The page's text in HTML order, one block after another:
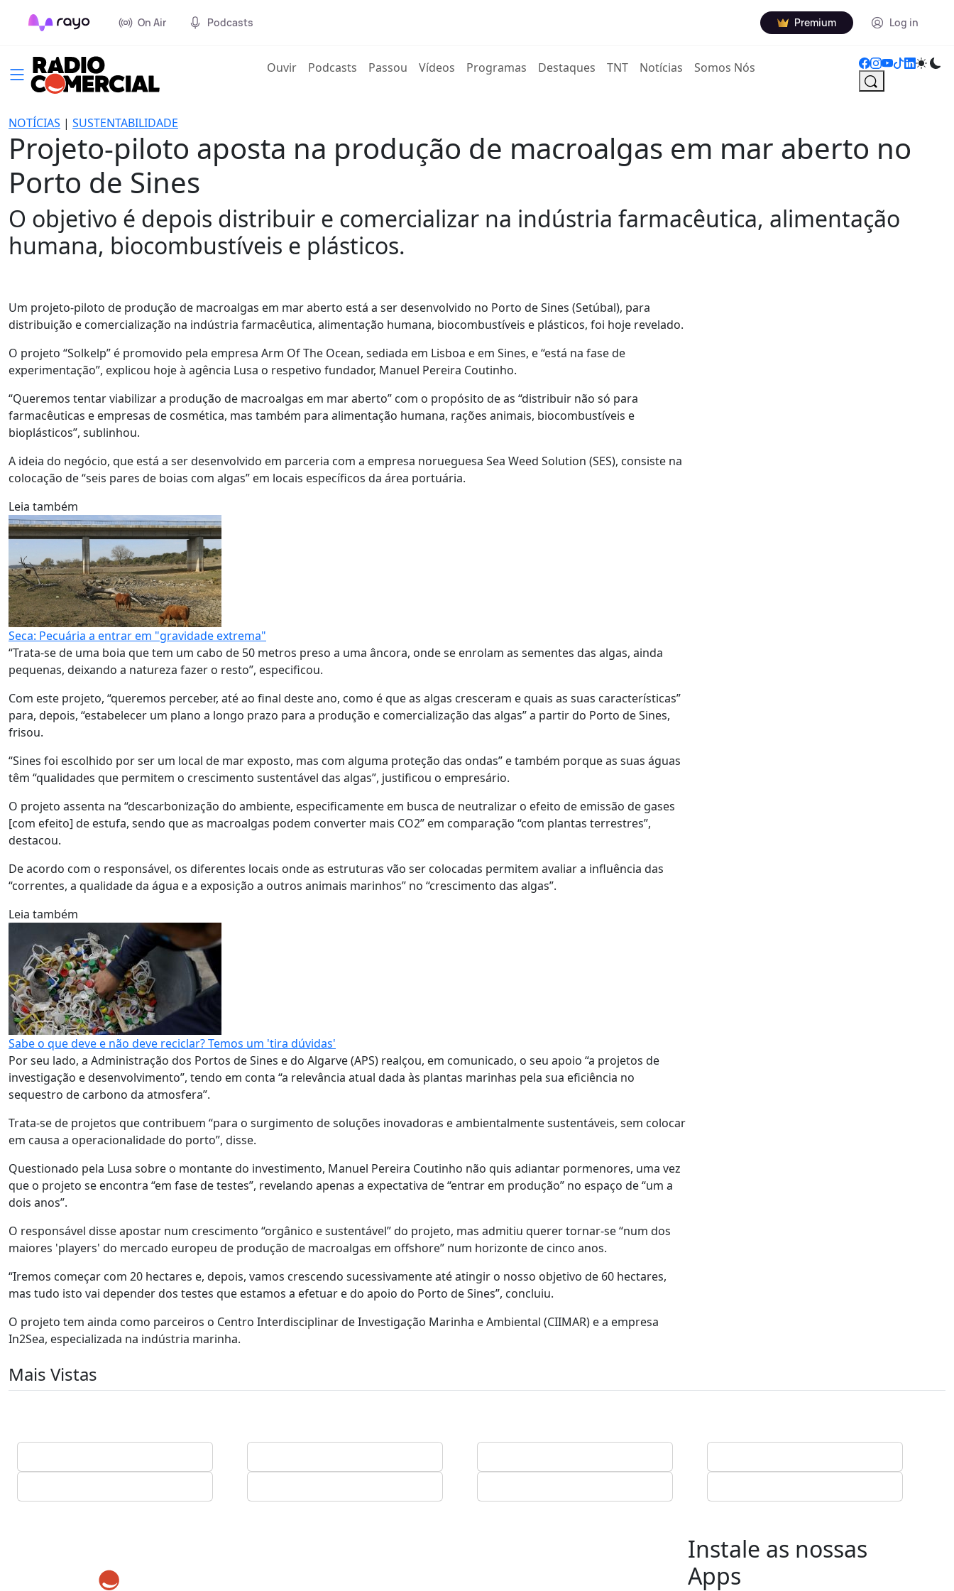
On Air Podcasts Premium Log in
Ouvir(current)
Podcasts Passou Vídeos Programas Destaques TNT Notícias Somos Nós
NOTÍCIAS | SUSTENTABILIDADE
Projeto-piloto aposta na produção de macroalgas em mar aberto no
Porto de Sines
O objetivo é depois distribuir e comercializar na indústria farmacêutica, alimentação
humana, biocombustíveis e plásticos.
Um projeto-piloto de produção de macroalgas em mar aberto está a ser desenvolvido no Porto de Sines (Setúbal), para
distribuição e comercialização na indústria farmacêutica, alimentação humana, biocombustíveis e plásticos, foi hoje revelado.
O projeto “Solkelp” é promovido pela empresa Arm Of The Ocean, sediada em Lisboa e em Sines, e “está na fase de
experimentação”, explicou hoje à agência Lusa o respetivo fundador, Manuel Pereira Coutinho.
“Queremos tentar viabilizar a produção de macroalgas em mar aberto” com o propósito de as “distribuir não só para
farmacêuticas e empresas de cosmética, mas também para alimentação humana, rações animais, biocombustíveis e
bioplásticos”, sublinhou.
A ideia do negócio, que está a ser desenvolvido em parceria com a empresa norueguesa Sea Weed Solution (SES), consiste na
colocação de “seis pares de boias com algas” em locais específicos da área portuária.
Leia também
Seca: Pecuária a entrar em "gravidade extrema"
“Trata-se de uma boia que tem um cabo de 50 metros preso a uma âncora, onde se enrolam as sementes das algas, ainda
pequenas, deixando a natureza fazer o resto”, especificou.
Com este projeto, “queremos perceber, até ao final deste ano, como é que as algas cresceram e quais as suas características”
para, depois, “estabelecer um plano a longo prazo para a produção e comercialização das algas” a partir do Porto de Sines,
frisou.
“Sines foi escolhido por ser um local de mar exposto, mas com alguma proteção das ondas” e também porque as suas águas
têm “qualidades que permitem o crescimento sustentável das algas”, justificou o empresário.
O projeto assenta na “descarbonização do ambiente, especificamente em busca de neutralizar o efeito de emissão de gases
[com efeito] de estufa, sendo que as macroalgas podem converter mais CO2” em comparação “com plantas terrestres”,
destacou.
De acordo com o responsável, os diferentes locais onde as estruturas vão ser colocadas permitem avaliar a influência das
“correntes, a qualidade da água e a exposição a outros animais marinhos” no “crescimento das algas”.
Leia também
Sabe o que deve e não deve reciclar? Temos um 'tira dúvidas'
Por seu lado, a Administração dos Portos de Sines e do Algarve (APS) realçou, em comunicado, o seu apoio “a projetos de
investigação e desenvolvimento”, tendo em conta “a relevância atual dada às plantas marinhas pela sua eficiência no
sequestro de carbono da atmosfera”.
Trata-se de projetos que contribuem “para o surgimento de soluções inovadoras e ambientalmente sustentáveis, sem colocar
em causa a operacionalidade do porto”, disse.
Questionado pela Lusa sobre o montante do investimento, Manuel Pereira Coutinho não quis adiantar pormenores, uma vez
que o projeto se encontra “em fase de testes”, revelando apenas a expectativa de “entrar em produção” no espaço de “um a
dois anos”.
O responsável disse apostar num crescimento “orgânico e sustentável” do projeto, mas admitiu querer tornar-se “num dos
maiores 'players' do mercado europeu de produção de macroalgas em offshore” num horizonte de cinco anos.
“Iremos começar com 20 hectares e, depois, vamos crescendo sucessivamente até atingir o nosso objetivo de 60 hectares,
mas tudo isto vai depender dos testes que estamos a efetuar e do apoio do Porto de Sines”, concluiu.
O projeto tem ainda como parceiros o Centro Interdisciplinar de Investigação Marinha e Ambiental (CIIMAR) e a empresa
In2Sea, especializada na indústria marinha.
Mais Vistas
Instale as nossas
Apps